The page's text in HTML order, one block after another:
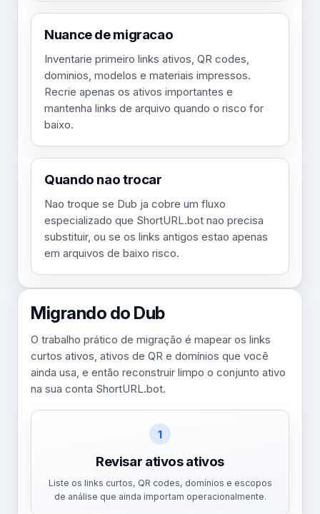
Nuance de migracao
Inventarie primeiro links ativos, QR codes,
dominios, modelos e materiais impressos.
Recrie apenas os ativos importantes e
mantenha links de arquivo quando o risco for
baixo.
Quando nao trocar
Nao troque se Dub ja cobre um fluxo
especializado que ShortURL.bot nao precisa
substituir, ou se os links antigos estao apenas
em arquivos de baixo risco.
Migrando do Dub
O trabalho prático de migração é mapear os links
curtos ativos, ativos de QR e domínios que você
ainda usa, e então reconstruir limpo o conjunto ativo
na sua conta ShortURL.bot.
1
Revisar ativos ativos
Liste os links curtos, QR codes, domínios e escopos
de análise que ainda importam operacionalmente.